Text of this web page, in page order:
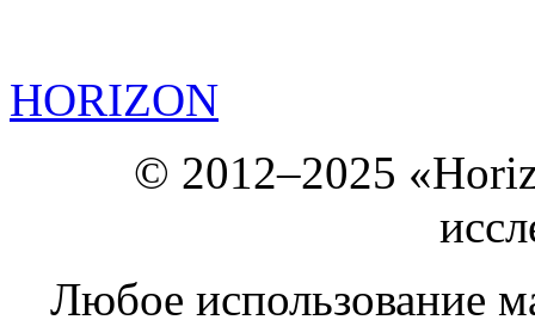
HORIZON
© 2012–2025
Любое использование